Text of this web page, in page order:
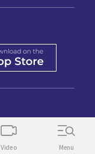
Video Menu